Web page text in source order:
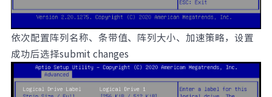
依次配置阵列名称、条带值、阵列大小、加速策略，设置
成功后选择submit changes